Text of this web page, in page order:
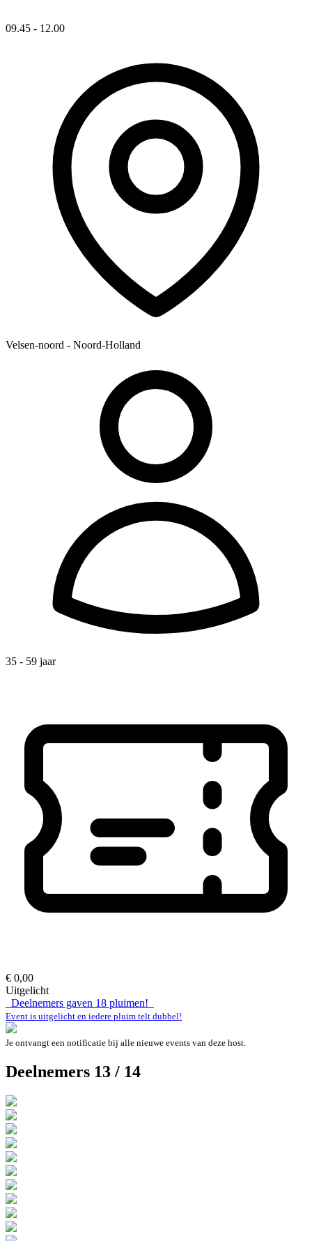
09.45 - 12.00
Velsen-noord - Noord-Holland
35 - 59 jaar
€ 0,00
Uitgelicht
Deelnemers gaven 18 pluimen!
Event is uitgelicht en iedere pluim telt dubbel!
Je ontvangt een notificatie bij alle nieuwe events van deze host.
Deelnemers 13 / 14